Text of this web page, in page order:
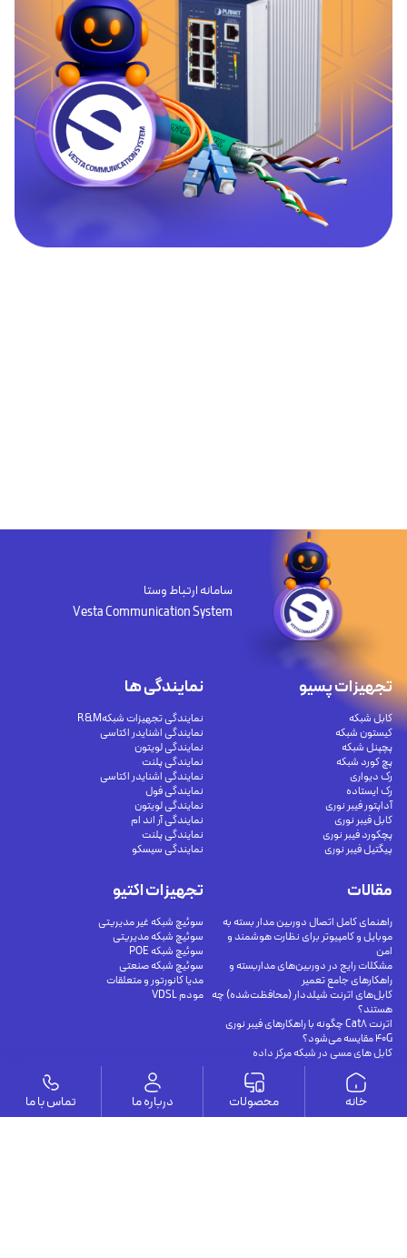
سامانه ارتباط وستا
Vesta Communication System
وستا
تجهیزات پسیو
کابل شبکه
کیستون شبکه
پچپنل شبکه
پچ کورد شبکه
رک دیواری
رک ایستاده
آداپتور فیبر نوری
کابل فیبر نوری
پچکورد فیبر نوری
پیگتیل فیبر نوری
تجهیزات اکتیو
سوئیچ شبکه غیر مدیریتی
سوئیچ شبکه مدیریتی
سوئیچ شبکه POE
سوئیچ شبکه صنعتی
مدیا کانورتور و متعلقات
مودم VDSL
نمایندگی ها
نمایندگی تجهیزات شبکهR&M
نمایندگی اشنایدر اکتاسی
نمایندگی لویتون
نمایندگی پلنت
نمایندگی اشنایدر اکتاسی
نمایندگی فول
نمایندگی لویتون
نمایندگی آر اند ام
نمایندگی پلنت
نمایندگی سیسکو
مقالات
راهنمای کامل اتصال دوربین مدار بسته به
موبایل و کامپیوتر برای نظارت هوشمند و
امن
مشکلات رایج در دوربین‌های مداربسته و
راهکارهای جامع تعمیر
کابل‌های اترنت شیلددار (محافظت‌شده) چه
هستند؟
اترنت Cat8 چگونه با راهکارهای فیبر نوری
40G مقایسه می‌شود؟
کابل های مسی در شبکه مرکز داده
خانه محصولات درباره ما تماس با ما